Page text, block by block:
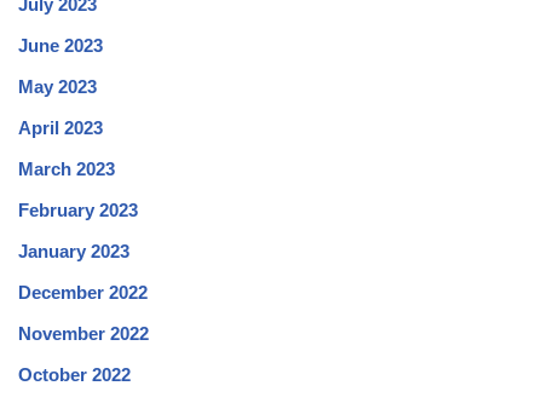
June 2023
May 2023
April 2023
March 2023
February 2023
January 2023
December 2022
November 2022
October 2022